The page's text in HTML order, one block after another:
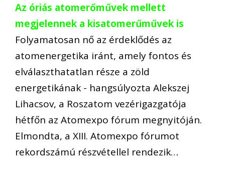
Az óriás atomerőművek mellett
megjelennek a kisatomerűművek is
Folyamatosan nő az érdeklődés az
atomenergetika iránt, amely fontos és
elválaszthatatlan része a zöld
energetikának - hangsúlyozta Alekszej
Lihacsov, a Roszatom vezérigazgatója
hétfőn az Atomexpo fórum megnyitóján.
Elmondta, a XIII. Atomexpo fórumot
rekordszámú részvétellel rendezik…